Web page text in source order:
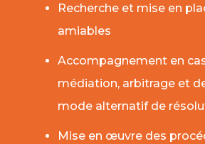
Recherche et mise en
amiables
Accompagnement en
médiation, arbitrage et
mode alternatif de
Mise en œuvre des